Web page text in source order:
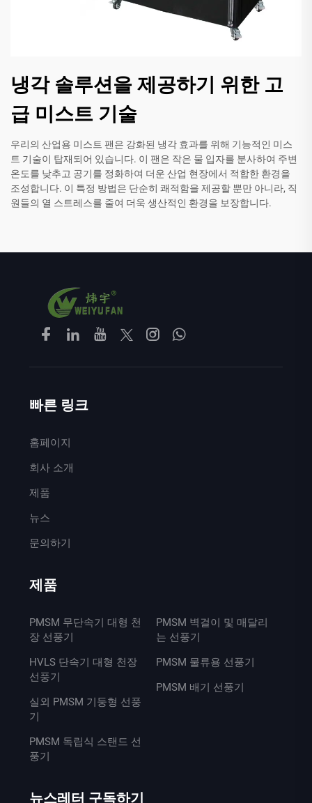
냉각 솔루션을 제공하기 위한 고
급 미스트 기술
우리의 산업용 미스트 팬은 강화된 냉각 효과를 위해 기능적인 미스
트 기술이 탑재되어 있습니다. 이 팬은 작은 물 입자를 분사하여 주변
온도를 낮추고 공기를 정화하여 더운 산업 현장에서 적합한 환경을
조성합니다. 이 특정 방법은 단순히 쾌적함을 제공할 뿐만 아니라, 직
원들의 열 스트레스를 줄여 더욱 생산적인 환경을 보장합니다.
빠른 링크
홈페이지
회사 소개
제품
뉴스
문의하기
제품
PMSM 무단속기 대형 천
장 선풍기
HVLS 단속기 대형 천장
선풍기
실외 PMSM 기둥형 선풍
기
PMSM 독립식 스탠드 선
풍기
PMSM 벽걸이 및 매달리
는 선풍기
PMSM 물류용 선풍기
PMSM 배기 선풍기
뉴스레터 구독하기